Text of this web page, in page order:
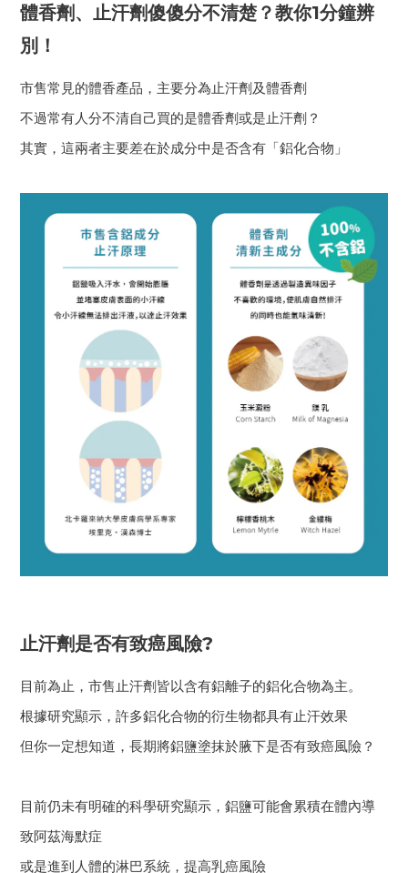
體香劑、止汗劑傻傻分不清楚？教你1分鐘辨
別！
市售常見的體香產品，主要分為止汗劑及體香劑
不過常有人分不清自己買的是體香劑或是止汗劑？
其實，這兩者主要差在於成分中是否含有「鋁化合物」
止汗劑是否有致癌風險?
目前為止，市售止汗劑皆以含有鋁離子的鋁化合物為主。
根據研究顯示，許多鋁化合物的衍生物都具有止汗效果
但你一定想知道，長期將鋁鹽塗抹於腋下是否有致癌風險？
目前仍未有明確的科學研究顯示，鋁鹽可能會累積在體內導
致阿茲海默症
或是進到人體的淋巴系統，提高乳癌風險